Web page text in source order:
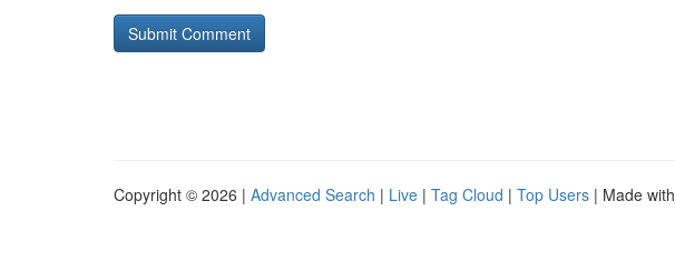
Copyright © 2026 | Advanced Search | Live | Tag Cloud | Top Users | Made with